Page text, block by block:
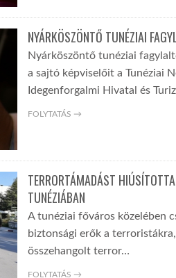
NYÁRKÖSZÖNTŐ TUNÉZIAI
Nyárköszöntő tunéziai
a sajtó képviselőit a Tunéziai
Idegenforgalmi Hivatal és
FOLYTATÁS →
TERRORTÁMADÁST
TUNÉZIÁBAN
A tunéziai főváros közelében
biztonsági erők a
összehangolt terror…
FOLYTATÁS →